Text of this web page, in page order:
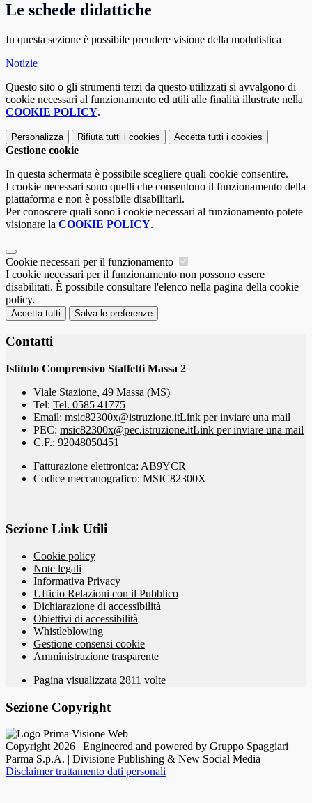
Le schede didattiche
In questa sezione è possibile prendere visione della modulistica
Notizie
Questo sito o gli strumenti terzi da questo utilizzati si avvalgono di
cookie necessari al funzionamento ed utili alle finalità illustrate nella
COOKIE POLICY.
Personalizza Rifiuta tutti i cookies Accetta tutti i cookies
Gestione cookie
In questa schermata è possibile scegliere quali cookie consentire.
I cookie necessari sono quelli che consentono il funzionamento della
piattaforma e non è possibile disabilitarli.
Per conoscere quali sono i cookie necessari al funzionamento potete
visionare la COOKIE POLICY.
Cookie necessari per il funzionamento
I cookie necessari per il funzionamento non possono essere
disabilitati. È possibile consultare l'elenco nella pagina della cookie
policy.
Accetta tutti Salva le preferenze
Contatti
Istituto Comprensivo Staffetti Massa 2
Viale Stazione, 49 Massa (MS)
Tel: Tel. 0585 41775
Email: msic82300x@istruzione.itLink per inviare una mail
PEC: msic82300x@pec.istruzione.itLink per inviare una mail
C.F.: 92048050451
Fatturazione elettronica: AB9YCR
Codice meccanografico: MSIC82300X
Sezione Link Utili
Cookie policy
Note legali
Informativa Privacy
Ufficio Relazioni con il Pubblico
Dichiarazione di accessibilità
Obiettivi di accessibilità
Whistleblowing
Gestione consensi cookie
Amministrazione trasparente
Pagina visualizzata 2811 volte
Sezione Copyright
Copyright 2026 | Engineered and powered by Gruppo Spaggiari
Parma S.p.A. | Divisione Publishing & New Social Media
Disclaimer trattamento dati personali